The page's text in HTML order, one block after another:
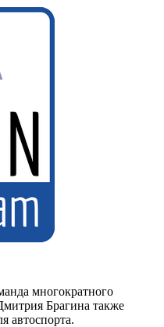
многократного
Брагина также
автоспорта.